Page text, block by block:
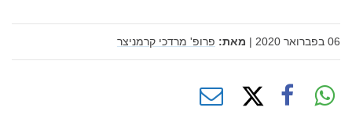
06 בפברואר 2020 | מאת: פרופ' מרדכי קרמניצר